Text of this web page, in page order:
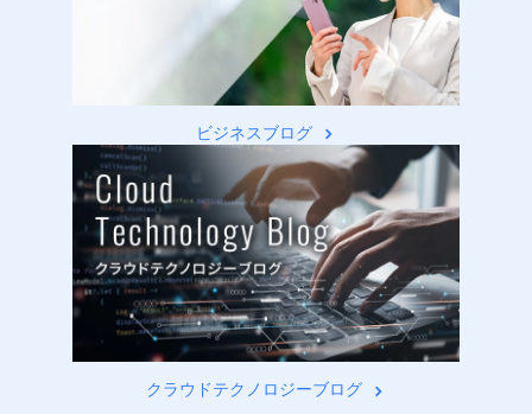
ビジネスブログ
クラウドテクノロジーブログ